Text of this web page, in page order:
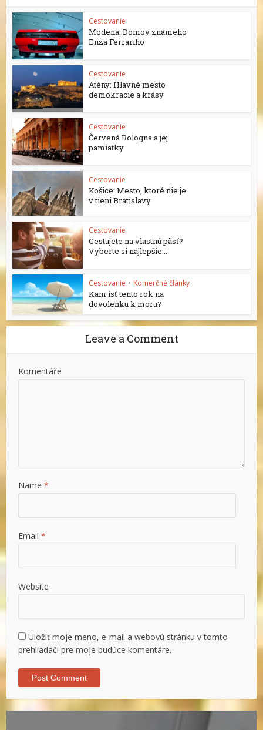
Cestovanie
Modena: Domov známeho
Enza Ferrariho
Cestovanie
Atény: Hlavné mesto
demokracie a krásy
Cestovanie
Červená Bologna a jej
pamiatky
Cestovanie
Košice: Mesto, ktoré nie je
v tieni Bratislavy
Cestovanie
Cestujete na vlastnú päsť?
Vyberte si najlepšie...
Cestovanie • Komerčné články
Kam ísť tento rok na
dovolenku k moru?
Leave a Comment
Komentáře
Name *
Email *
Website
Uložiť moje meno, e-mail a webovú stránku v tomto
prehliadači pre moje budúce komentáre.